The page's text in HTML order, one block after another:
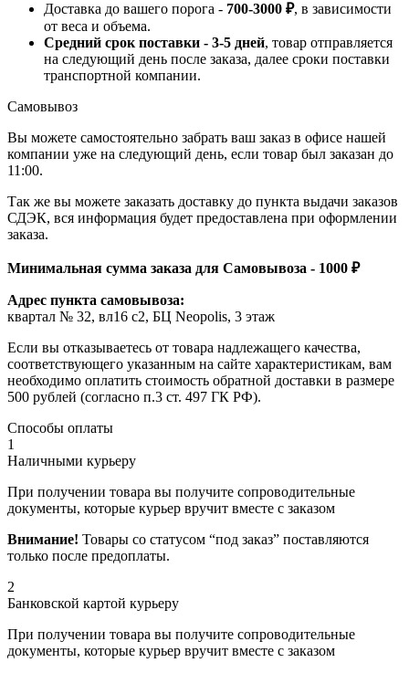
Доставка до вашего порога - 700-3000 ₽, в зависимости
от веса и объема.
Средний срок поставки - 3-5 дней, товар отправляется
на следующий день после заказа, далее сроки поставки
транспортной компании.
Самовывоз
Вы можете самостоятельно забрать ваш заказ в офисе нашей
компании уже на следующий день, если товар был заказан до
11:00.
Так же вы можете заказать доставку до пункта выдачи заказов
СДЭК, вся информация будет предоставлена при оформлении
заказа.
Минимальная сумма заказа для Самовывоза - 1000 ₽
Адрес пункта самовывоза:
квартал № 32, вл16 с2, БЦ Neopolis, 3 этаж
Если вы отказываетесь от товара надлежащего качества,
соответствующего указанным на сайте характеристикам, вам
необходимо оплатить стоимость обратной доставки в размере
500 рублей (согласно п.3 ст. 497 ГК РФ).
Способы оплаты
1
Наличными курьеру
При получении товара вы получите сопроводительные
документы, которые курьер вручит вместе с заказом
Внимание! Товары со статусом “под заказ” поставляются
только после предоплаты.
2
Банковской картой курьеру
При получении товара вы получите сопроводительные
документы, которые курьер вручит вместе с заказом